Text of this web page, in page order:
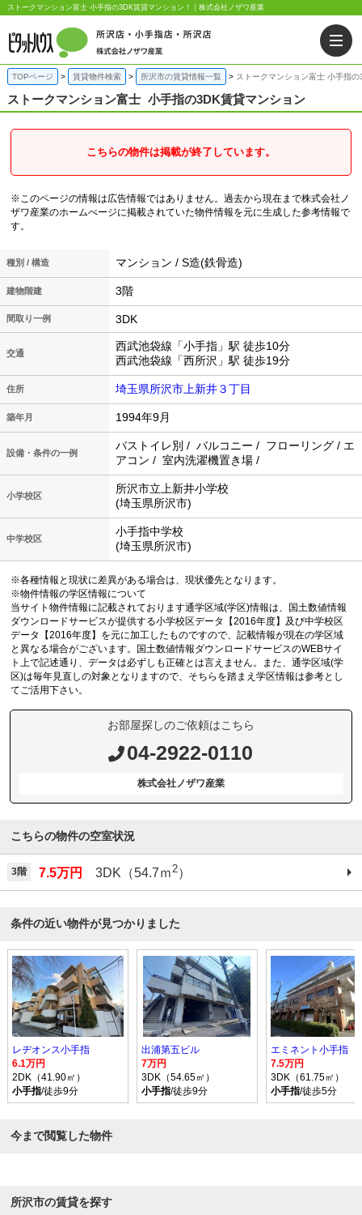
ストークマンション富士 小手指の3DK賃貸マンション！｜株式会社ノザワ産業
TOPページ 賃貸物件検索 所沢市の賃貸情報一覧 ストークマンション富士 小手指
ストークマンション富士 小手指の3DK賃貸マンション
こちらの物件は掲載が終了しています。
※このページの情報は広告情報ではありません。過去から現在まで株式会社ノ
ザワ産業のホームぺージに掲載されていた物件情報を元に生成した参考情報で
す。
種別 / 構造 マンション / S造(鉄骨造)
建物階建 3階
間取り一例 3DK
交通
西武池袋線「小手指」駅 徒歩10分
西武池袋線「西所沢」駅 徒歩19分
住所 埼玉県所沢市上新井３丁目
築年月 1994年9月
設備・条件の一例
バストイレ別 / バルコニー / フローリング / エ
アコン / 室内洗濯機置き場 /
小学校区
所沢市立上新井小学校
(埼玉県所沢市)
中学校区
小手指中学校
(埼玉県所沢市)
※各種情報と現状に差異がある場合は、現状優先となります。
※物件情報の学区情報について
当サイト物件情報に記載されております通学区域(学区)情報は、国土数値情報
ダウンロードサービスが提供する小学校区データ【2016年度】及び中学校区
データ【2016年度】を元に加工したものですので、記載情報が現在の学区域
と異なる場合がございます。国土数値情報ダウンロードサービスのWEBサイ
ト上で記述通り、データは必ずしも正確とは言えません。また、通学区域(学
区)は毎年見直しの対象となりますので、そちらを踏まえ学区情報は参考とし
てご活用下さい。
お部屋探しのご依頼はこちら
04-2922-0110
株式会社ノザワ産業
こちらの物件の空室状況
3階 7.5万円 3DK（54.7ｍ2）
条件の近い物件が見つかりました
レヂオンス小手指
6.1万円
2DK（41.90㎡）
小手指/徒歩9分
出浦第五ビル
7万円
3DK（54.65㎡）
小手指/徒歩9分
エミネント小手指
7.5万円
3DK（61.75㎡）
小手指/徒歩5分
今まで閲覧した物件
所沢市の賃貸を探す